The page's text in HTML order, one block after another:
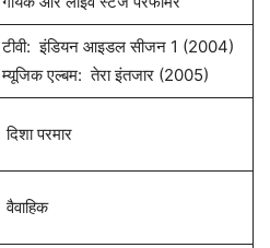
टीवी: इंडियन आइडल सीजन 1 (2004)
म्यूजिक एल्बम: तेरा इंतजार (2005)
दिशा परमार
वैवाहिक